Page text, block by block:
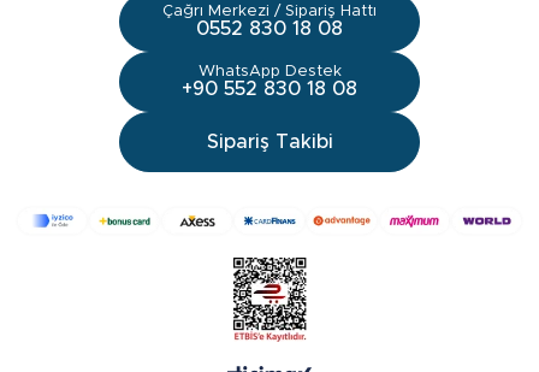
Çağrı Merkezi / Sipariş Hattı
0552 830 18 08
WhatsApp Destek
+90 552 830 18 08
Sipariş Takibi